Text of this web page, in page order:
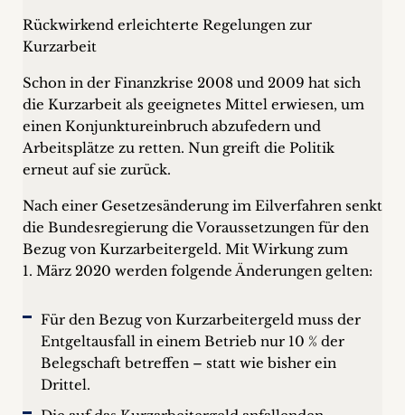
Philosophie
Presseanfragen
Kontakt
Rückwirkend erleichterte Regelungen zur
Kurzarbeit
Schon in der Finanzkrise 2008 und 2009 hat sich
die Kurzarbeit als geeignetes Mittel erwiesen, um
einen Konjunktureinbruch abzufedern und
Arbeitsplätze zu retten. Nun greift die Politik
erneut auf sie zurück.
Nach einer Gesetzesänderung im Eilverfahren senkt
die Bundesregierung die Voraussetzungen für den
Bezug von Kurzarbeitergeld. Mit Wirkung zum
1. März 2020 werden folgende Änderungen gelten:
Für den Bezug von Kurzarbeitergeld muss der
Entgeltausfall in einem Betrieb nur 10 % der
Belegschaft betreffen – statt wie bisher ein
Drittel.